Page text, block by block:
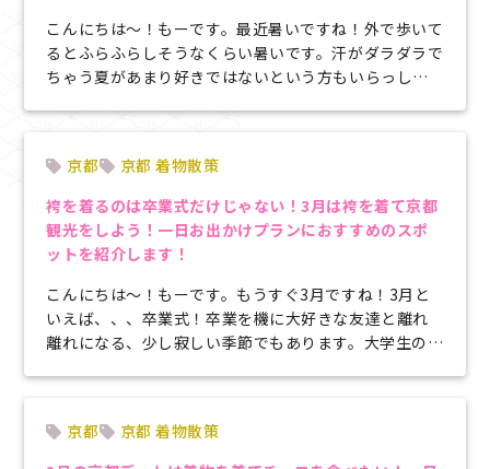
こんにちは～！もーです。最近暑いですね！外で歩いて
るとふらふらしそうなくらい暑いです。汗がダラダラで
ちゃう夏があまり好きではないという方もいらっしゃ
京都
京都 着物散策
袴を着るのは卒業式だけじゃない！3月は袴を着て京都
観光をしよう！一日お出かけプランにおすすめのスポ
ットを紹介します！
こんにちは～！もーです。もうすぐ3月ですね！3月と
いえば、、、卒業式！卒業を機に大好きな友達と離れ
離れになる、少し寂しい季節でもあります。大学生の方
京都
京都 着物散策